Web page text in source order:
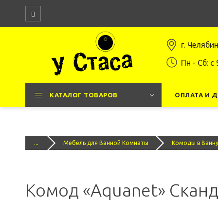
г.
Пн - Сб: c
КАТАЛОГ ТОВАРОВ ОПЛАТА И
... Мебель для Ванной Комнаты Комоды в
Комод «Aquanet»